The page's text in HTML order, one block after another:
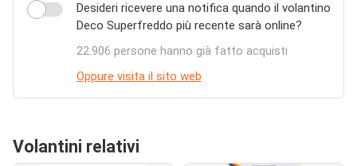
Desideri ricevere una notifica quando il volantino
Deco Superfreddo più recente sarà online?
22.906 persone hanno già fatto acquisti
Oppure visita il sito web
Volantini relativi